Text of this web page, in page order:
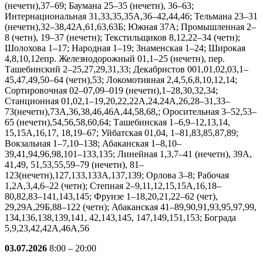
(нечетн),37–69; Баумана 25–35 (нечетн), 36–63;
Интернациональная 31,33,35,35А,36–42,44,46; Тельмана 23–31
(нечетн),32–38,42А,61,63,63Б; Южная 37А; Промышленная 2–
8 (четн), 19–37 (нечетн); Текстильщиков 8,12,22–34 (четн);
Шолохова 1–17; Народная 1–19; Знаменская 1–24; Широкая
4,8,10,12епр. Железнодорожный 01,1–25 (нечетн), пер.
Ташебинский 2–25,27,29,31,33; Декабристов 001,01,02,03,1–
45,47,49,50–64 (четн),53; Локомотивная 2,4,5,6,8,10,12,14;
Сортировочная 02–07,09–019 (нечетн),1–28,30,32,34;
Станционная 01,02,1–19,20,22,22А,24,24А,26,28–31,33–
73(нечетн),73А,36,38,46,46А,44,58,68,; Оросительная 3–52,53–
65 (нечетн),54,56,58,60,64; Ташебинская 1–6,9–12,13,14,
15,15А,16,17, 18,19–67; Уйбатская 01,04, 1–81,83,85,87,89;
Вокзальная 1–7,10–138; Абаканская 1–8,10–
39,41,94,96,98,101–133,135; Линейная 1,3,7–41 (нечетн), 39А,
41,49, 51,53,55,59–79 (нечетн), 81–
123(нечетн),127,133,133А,137,139; Орлова 3–8; Рабочая
1,2А,3,4,6–22 (четн); Степная 2–9,11,12,15,15А,16,18–
80,82,83–141,143,145; Фрунзе 1–18,20,21,22–62 (чет),
29,29А,29Б,88–122 (четн); Абаканская 41–89,90,91,93,95,97,99,
134,136,138,139,141, 42,143,145, 147,149,151,153; Бограда
5,9,23,42,42А,46А,56
03.07.2026 8:00 – 20:00